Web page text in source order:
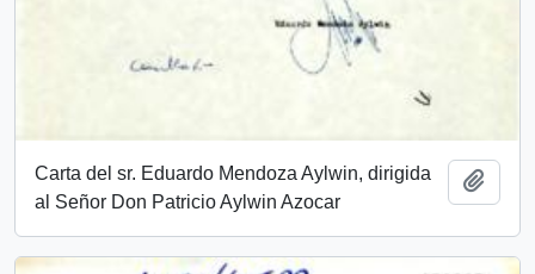
Carta del sr. Eduardo Mendoza Aylwin, dirigida
al Señor Don Patricio Aylwin Azocar